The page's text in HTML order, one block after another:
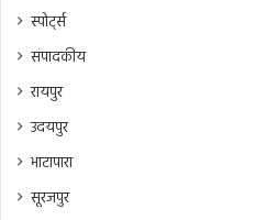
स्पोर्ट्स
संपादकीय
रायपुर
उदयपुर
भाटापारा
सूरजपुर